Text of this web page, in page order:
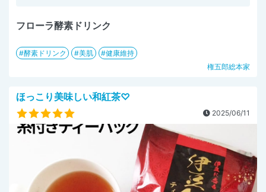
フローラ酵素ドリンク
酵素ドリンク 美肌
健康維持
権五郎総本家
ほっこり美味しい和紅茶♡
2025/06/11